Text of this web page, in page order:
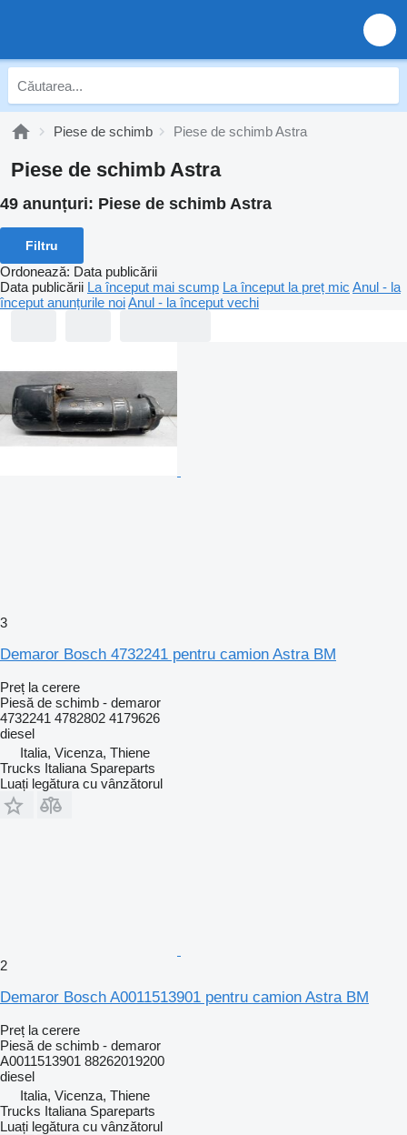
Piese de schimb Piese de schimb Astra
Piese de schimb Astra
49 anunțuri: Piese de schimb Astra
Filtru
Ordonează: Data publicării
Data publicării La început mai scump La început la preț mic Anul - la
început anunțurile noiAnul - la început vechi
3
Demaror Bosch 4732241 pentru camion Astra BM
Preț la cerere
Piesă de schimb - demaror
4732241 4782802 4179626
diesel
Italia, Vicenza, Thiene
Trucks Italiana Spareparts
Luați legătura cu vânzătorul
2
Demaror Bosch A0011513901 pentru camion Astra BM
Preț la cerere
Piesă de schimb - demaror
A0011513901 88262019200
diesel
Italia, Vicenza, Thiene
Trucks Italiana Spareparts
Luați legătura cu vânzătorul